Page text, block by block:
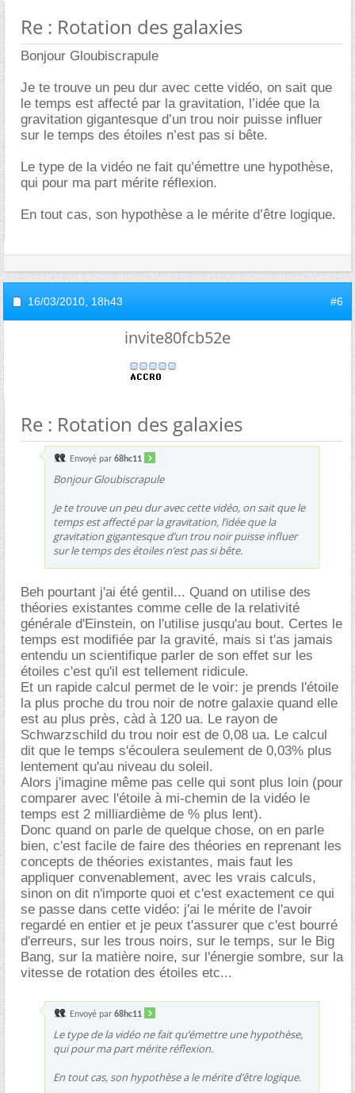
Re : Rotation des galaxies
Bonjour Gloubiscrapule
Je te trouve un peu dur avec cette vidéo, on sait que
le temps est affecté par la gravitation, l’idée que la
gravitation gigantesque d’un trou noir puisse influer
sur le temps des étoiles n’est pas si bête.
Le type de la vidéo ne fait qu’émettre une hypothèse,
qui pour ma part mérite réflexion.
En tout cas, son hypothèse a le mérite d’être logique.
16/03/2010, 18h43 #6
invite80fcb52e
Re : Rotation des galaxies
Envoyé par 68hc11
Bonjour Gloubiscrapule
Je te trouve un peu dur avec cette vidéo, on sait que le
temps est affecté par la gravitation, l’idée que la
gravitation gigantesque d’un trou noir puisse influer
sur le temps des étoiles n’est pas si bête.
Beh pourtant j'ai été gentil... Quand on utilise des
théories existantes comme celle de la relativité
générale d'Einstein, on l'utilise jusqu'au bout. Certes le
temps est modifiée par la gravité, mais si t'as jamais
entendu un scientifique parler de son effet sur les
étoiles c'est qu'il est tellement ridicule.
Et un rapide calcul permet de le voir: je prends l'étoile
la plus proche du trou noir de notre galaxie quand elle
est au plus près, càd à 120 ua. Le rayon de
Schwarzschild du trou noir est de 0,08 ua. Le calcul
dit que le temps s'écoulera seulement de 0,03% plus
lentement qu'au niveau du soleil.
Alors j'imagine même pas celle qui sont plus loin (pour
comparer avec l'étoile à mi-chemin de la vidéo le
temps est 2 milliardième de % plus lent).
Donc quand on parle de quelque chose, on en parle
bien, c'est facile de faire des théories en reprenant les
concepts de théories existantes, mais faut les
appliquer convenablement, avec les vrais calculs,
sinon on dit n'importe quoi et c'est exactement ce qui
se passe dans cette vidéo: j'ai le mérite de l'avoir
regardé en entier et je peux t'assurer que c'est bourré
d'erreurs, sur les trous noirs, sur le temps, sur le Big
Bang, sur la matière noire, sur l'énergie sombre, sur la
vitesse de rotation des étoiles etc...
Envoyé par 68hc11
Le type de la vidéo ne fait qu’émettre une hypothèse,
qui pour ma part mérite réflexion.
En tout cas, son hypothèse a le mérite d’être logique.